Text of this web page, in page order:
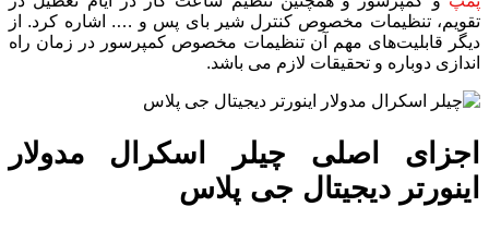
تقویم، تنظیمات مخصوص کنترل شیر بای پس و …. اشاره کرد. از
دیگر قابلیت‌های مهم آن تنظیمات مخصوص کمپرسور در زمان راه
اندازی دوباره و تحقیقات لازم می باشد.
اجزای اصلی چیلر اسکرال مدولار
اینورتر دیجیتال جی پلاس